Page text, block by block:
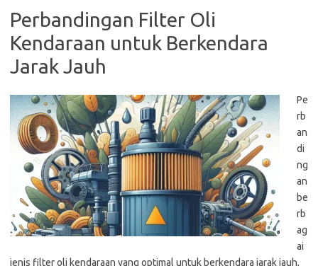
Perbandingan Filter Oli
Kendaraan untuk Berkendara
Jarak Jauh
Pe
rb
an
di
ng
an
be
rb
ag
ai
jenis filter oli kendaraan yang optimal untuk berkendara jarak jauh,